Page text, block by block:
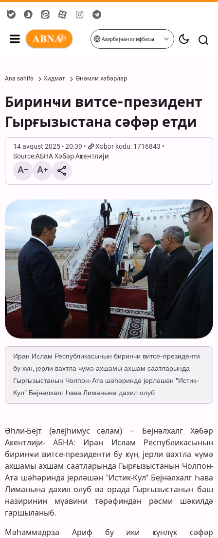
Азәрбајҹан әлифбасы
Ana səhifə Хидмәт Өнәмли хәбәрләр
Биринҹи витсе-президент
Гырғызыстана сәфәр етди
14 avqust 2025 - 20:39
Xəbər kodu: 1716843
Source:АБНА Хәбәр Аҝентлији
Иран Ислам Республикасынын биринҹи витсе-президенти
бу ҝүн, јерли вахтла ҹүмә ахшамы ахшам саатларында
Гырғызыстанын Чолпон-Ата шәһәриндә јерләшән "Истик-
Кул" Бејнәлхалг Һава Лиманына дахил олуб
Әһли-Бејт (әлејһимус сәлам) – Бејнәлхалг Хәбәр
Аҝентлији- АБНА: Иран Ислам Республикасынын
биринҹи витсе-президенти бу ҝүн, јерли вахтла ҹүмә
ахшамы ахшам саатларында Гырғызыстанын Чолпон-
Ата шәһәриндә јерләшән "Истик-Кул" Бејнәлхалг Һава
Лиманына дахил олуб вә орада Гырғызыстанын баш
назиринин мүавини тәрәфиндән рәсми шәкилдә
гаршыланыб.
Мәһәммәдрза Ариф бу ики ҝүнлүк сәфәр